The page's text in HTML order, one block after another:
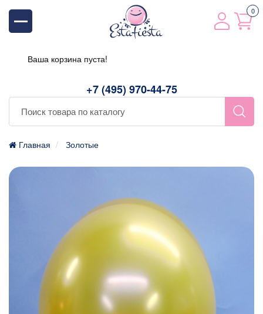
+7 (495) 970-44-75
0
Ваша корзина пуста!
Главная Золотые